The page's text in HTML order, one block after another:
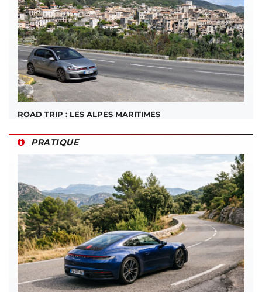
ROAD TRIP : LES ALPES MARITIMES
PRATIQUE